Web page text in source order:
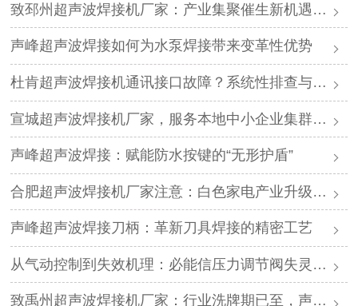
致邳州超声波焊接机厂家：产业集聚催生新机遇，声峰源头工厂邀您抱团发展
声峰超声波焊接如何为水泵焊接带来变革性优势
杜肯超声波焊接机通讯接口故障？系统性排查与专业解决方案
宣城超声波焊接机厂家，服务本地中小企业集群，声峰ODM贴牌助您轻装上阵
声峰超声波焊接：赋能防水按键的“无形护盾”
合肥超声波焊接机厂家注意：白色家电产业升级，声峰源头工厂诚邀加盟
声峰超声波焊接刀柄：革新刀具焊接的精密工艺
从气动控制到失效机理：必能信压力调节阀失灵的深度解析与专业修复
致禹州超声波焊接机厂家：行业洗牌期已至，声峰源头工厂邀您抱团取暖